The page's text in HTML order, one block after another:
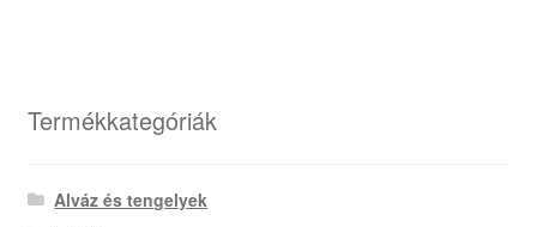
Termékkategóriák
Alváz és tengelyek